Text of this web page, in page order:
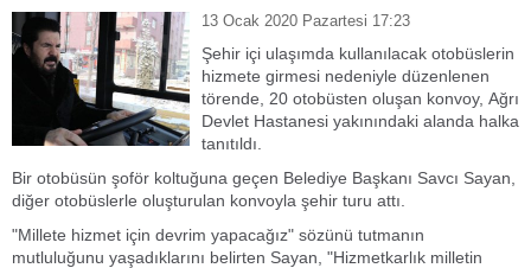
13 Ocak 2020 Pazartesi 17:23
Şehir içi ulaşımda kullanılacak otobüslerin
hizmete girmesi nedeniyle düzenlenen
törende, 20 otobüsten oluşan konvoy, Ağrı
Devlet Hastanesi yakınındaki alanda halka
tanıtıldı.
Bir otobüsün şoför koltuğuna geçen Belediye Başkanı Savcı Sayan,
diğer otobüslerle oluşturulan konvoyla şehir turu attı.
"Millete hizmet için devrim yapacağız" sözünü tutmanın
mutluluğunu yaşadıklarını belirten Sayan, "Hizmetkarlık milletin